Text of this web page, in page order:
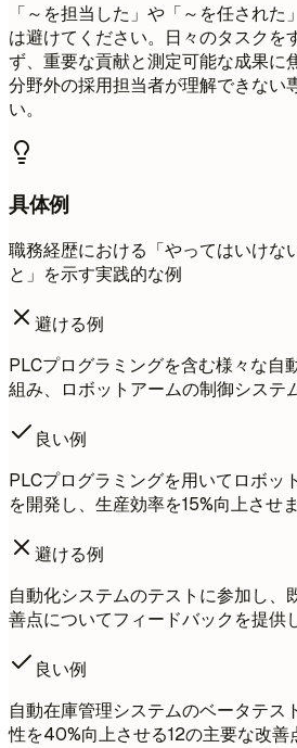
「～を担当した」や「～を任され
は避けてください。日々のタスクを
ず、重要な貢献と測定可能な成果に
分野外の採用担当者が理解できない
い。
具体例
職務経歴における「やってはいけな
と」を示す実践的な例
避ける例
PLCプログラミングを含む様々な自
組み、ロボットアームの制御システ
良い例
PLCプログラミングを用いてロボッ
を開発し、生産効率を15%向上させま
避ける例
自動化システムのテストに参加し、
善点についてフィードバックを提供
良い例
自動在庫管理システムのベータテス
性を40%向上させる12の主要な改善